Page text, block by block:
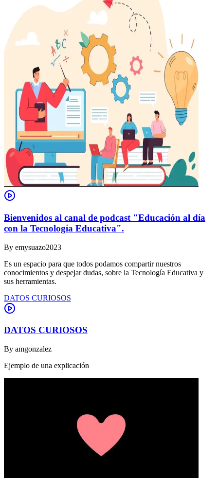
Bienvenidos al canal de podcast "Educación al día
con la Tecnología Educativa".
By emysuazo2023
Es un espacio para que todos podamos compartir nuestros
conocimientos y despejar dudas, sobre la Tecnología Educativa y
sus herramientas.
DATOS CURIOSOS
DATOS CURIOSOS
By amgonzalez
Ejemplo de una explicación